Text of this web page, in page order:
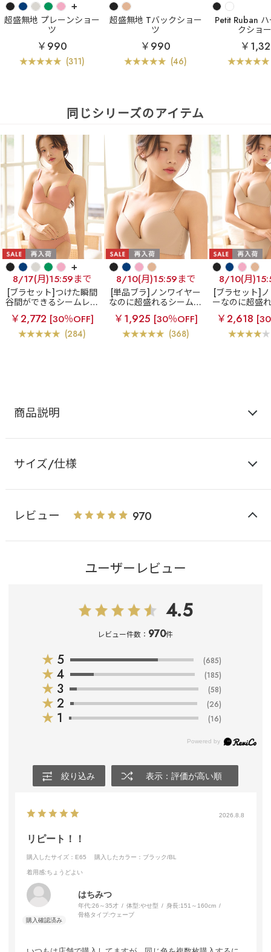
+
超盛無地 プレーンショー
ツ
￥990
(311)
超盛無地 Tバックショー
ツ
￥990
(46)
Petit Ruban
クショ
￥
同じシリーズのアイテム
+
8/17(月)15:59まで
[ブラセット]つけた瞬間
谷間ができるシームレス
ブラ
超盛ブラ(R) シー
ムレス ブラジャー&ショ
ーツ
￥2,772 [30％OFF]
(284)
8/10(月)15:59まで
[単品ブラ]ノンワイヤー
なのに超盛れるシームレ
スブラ
【WEB限定】ノ
ンワイヤー 超盛ブラ(R)
シームレス 単品ブラジャ
ー
￥1,925 [30％OFF]
(368)
8/10(月
[ブラセット]
ーなのに超盛
レスブラ
【
ノンワイヤー
(R) シームレ
ー&ショ
￥2,618
商品説明
サイズ/仕様
レビュー 970
ユーザーレビュー
4.5
レビュー件数： 970件
★ 5 (685)
★ 4 (185)
★ 3 (58)
★ 2 (26)
★ 1 (16)
絞り込み 表示：評価が高い順
2026.8.8
リピート！！
購入したサイズ：E65 購入したカラー：ブラック/BL
着用感:ちょうどよい
はちみつ
年代:26～35才 体型:やせ型 身長:151～160cm
骨格タイプ:ウェーブ